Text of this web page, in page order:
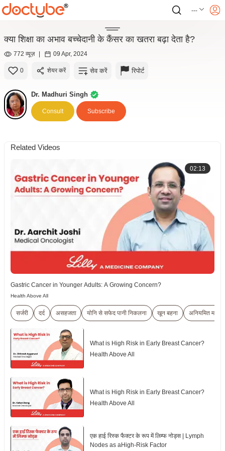
---
क्या शिक्षा का अभाव बच्चेदानी के कैंसर का खतरा बढ़ा देता है?
772 व्यूज़ | 09 Apr, 2024
0 शेयर करें सेव करें रिपोर्ट
Dr. Madhuri Singh
Consult Subscribe
Related Videos
02:13
Gastric Cancer in Younger Adults: A Growing Concern?
Health Above All
सर्जरी दर्द असहजता योनि से सफेद पानी निकलना खून बहना अनियमित
What is High Risk in Early Breast Cancer?
Health Above All
What is High Risk in Early Breast Cancer?
Health Above All
एक हाई रिस्क फैक्टर के रूप में लिम्फ नोड्स | Lymph
Nodes as aHigh-Risk Factor